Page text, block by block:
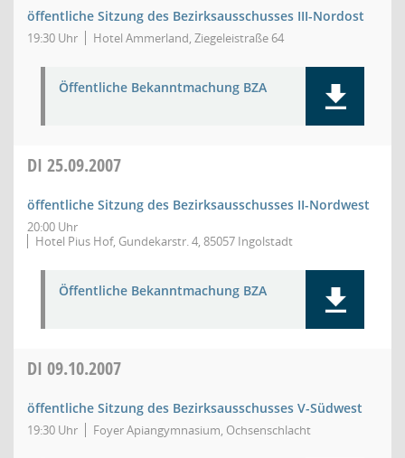
öffentliche Sitzung des Bezirksausschusses III-Nordost
19:30 Uhr Hotel Ammerland, Ziegeleistraße 64
Öffentliche Bekanntmachung BZA
DI 25.09.2007
öffentliche Sitzung des Bezirksausschusses II-Nordwest
20:00 Uhr
Hotel Pius Hof, Gundekarstr. 4, 85057 Ingolstadt
Öffentliche Bekanntmachung BZA
DI 09.10.2007
öffentliche Sitzung des Bezirksausschusses V-Südwest
19:30 Uhr Foyer Apiangymnasium, Ochsenschlacht